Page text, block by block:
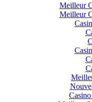
Meilleur
Meilleur